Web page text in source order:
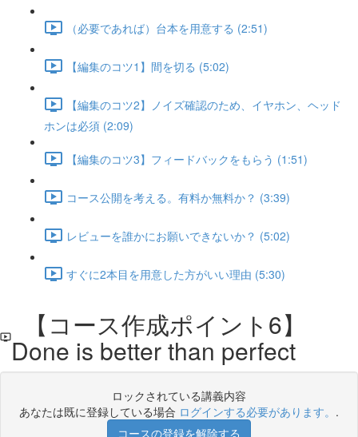
（必要であれば）台本を用意する (2:51)
【編集のコツ1】間を切る (5:02)
【編集のコツ2】ノイズ確認のため、イヤホン、ヘッド
ホンは必須 (2:09)
【編集のコツ3】フィードバックをもらう (1:51)
コース公開を考える。有料か無料か？ (3:39)
レビューを誰かにお願いできないか？ (5:02)
すぐに2本目を用意した方がいい理由 (5:30)
【コース作成ポイント6】
Done is better than perfect
ロックされている講義内容
あなたは既に登録している場合 ログインする必要があります。 .
コースの登録を解除する